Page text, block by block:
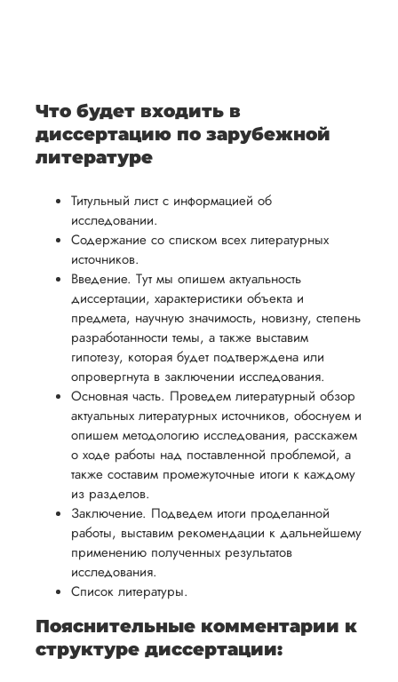
темы.
готовы
предоставить
помощь
подготовке
презентации
и речи
перед
защитой.
Наша
цель -
обеспечить
вам
уверенность
в своей
работе и
помочь
вам
успешно
пройти
процесс
защиты
научной
работы.
и
проведения
проверки
работы,
установленная
сумма
будет
возвращена
заказчику.
стремимся
осуществлять
процесс
возврата
способом,
удобным
для вас,
разумные
сроки
после
утверждения
на
возврат.
работы. В
начале
сотрудничества
мы
обсудим
и
о сроках
выполнения,
чтобы
учесть
все
аспекты
написания
работы.
Что будет входить в
диссертацию по зарубежной
литературе
Титульный лист с информацией об
исследовании.
Содержание со списком всех литературных
источников.
Введение. Тут мы опишем актуальность
диссертации, характеристики объекта и
предмета, научную значимость, новизну, степень
разработанности темы, а также выставим
гипотезу, которая будет подтверждена или
опровергнута в заключении исследования.
Основная часть. Проведем литературный обзор
актуальных литературных источников, обоснуем и
опишем методологию исследования, расскажем
о ходе работы над поставленной проблемой, а
также составим промежуточные итоги к каждому
из разделов.
Заключение. Подведем итоги проделанной
работы, выставим рекомендации к дальнейшему
применению полученных результатов
исследования.
Список литературы.
Пояснительные комментарии к
структуре диссертации: